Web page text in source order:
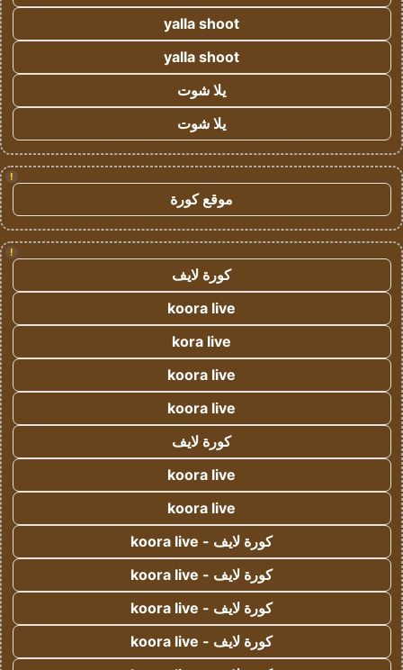
yalla shoot
yalla shoot
يلا شوت
يلا شوت
!
موقع كورة
!
كورة لايف
koora live
kora live
koora live
koora live
كورة لايف
koora live
koora live
كورة لايف - koora live
كورة لايف - koora live
كورة لايف - koora live
كورة لايف - koora live